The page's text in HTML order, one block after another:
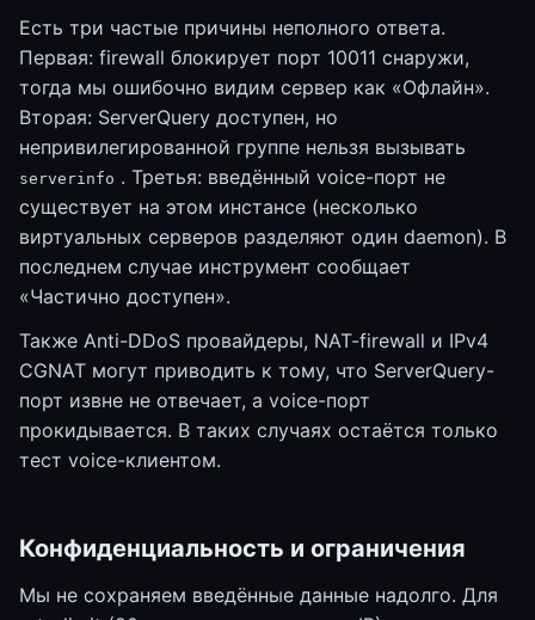
Есть три частые причины неполного ответа.
Первая: firewall блокирует порт 10011 снаружи,
тогда мы ошибочно видим сервер как «Офлайн».
Вторая: ServerQuery доступен, но
непривилегированной группе нельзя вызывать
serverinfo . Третья: введённый voice-порт не
существует на этом инстансе (несколько
виртуальных серверов разделяют один daemon). В
последнем случае инструмент сообщает
«Частично доступен».
Также Anti-DDoS провайдеры, NAT-firewall и IPv4
CGNAT могут приводить к тому, что ServerQuery-
порт извне не отвечает, а voice-порт
прокидывается. В таких случаях остаётся только
тест voice-клиентом.
Конфиденциальность и ограничения
Мы не сохраняем введённые данные надолго. Для